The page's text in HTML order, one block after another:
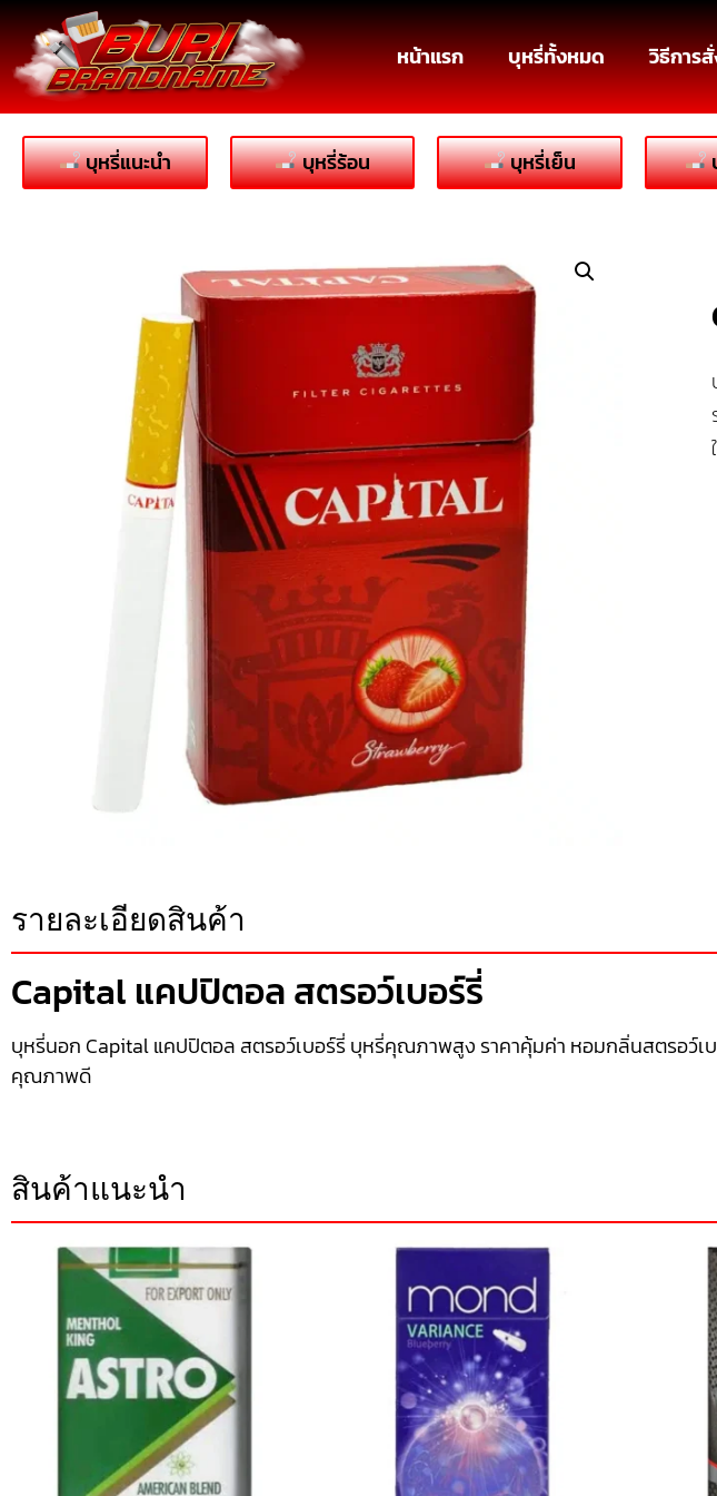
หน้าแรก บุหรี่ทั้งหมด วิธีการ
บุหรี่แนะนำ บุหรี่ร้อน บุหรี่เย็น
รายละเอียดสินค้า
Capital แคปปิตอล สตรอว์เบอร์รี่
บุหรี่นอก Capital แคปปิตอล สตรอว์เบอร์รี่ บุหรี่คุณภาพสูง ราคาคุ้มค่า หอมกลิ่นสตรอว์เ
คุณภาพดี
สินค้าแนะนำ